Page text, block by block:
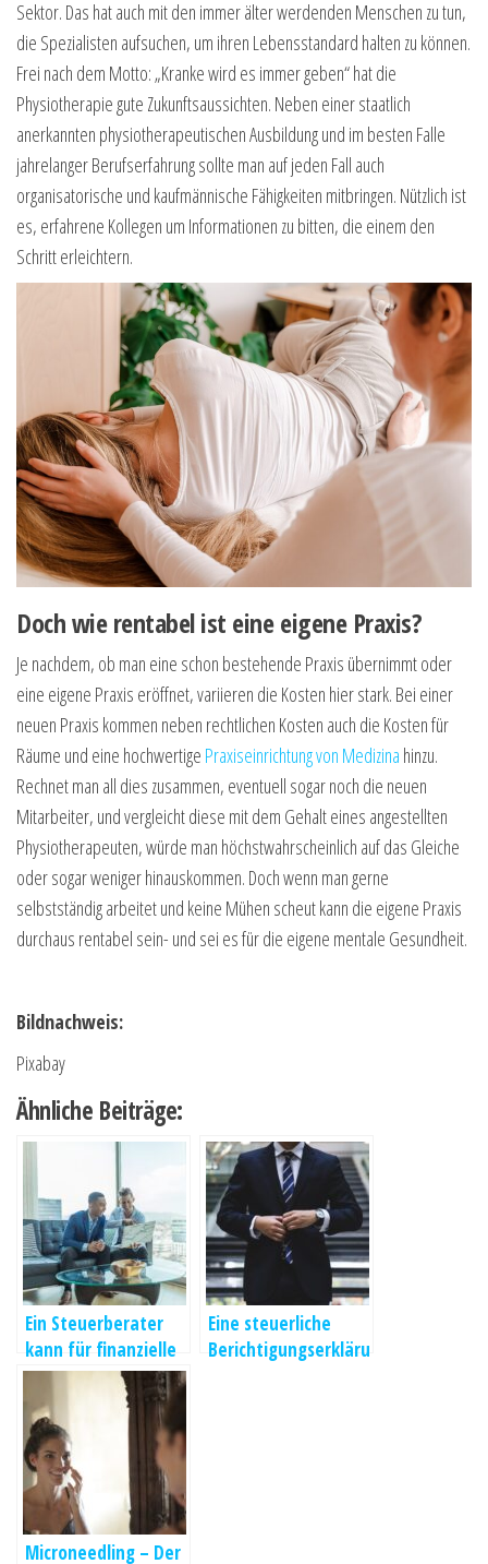
Sektor. Das hat auch mit den immer älter werdenden Menschen zu tun,
die Spezialisten aufsuchen, um ihren Lebensstandard halten zu können.
Frei nach dem Motto: „Kranke wird es immer geben“ hat die
Physiotherapie gute Zukunftsaussichten. Neben einer staatlich
anerkannten physiotherapeutischen Ausbildung und im besten Falle
jahrelanger Berufserfahrung sollte man auf jeden Fall auch
organisatorische und kaufmännische Fähigkeiten mitbringen. Nützlich ist
es, erfahrene Kollegen um Informationen zu bitten, die einem den
Schritt erleichtern.
Doch wie rentabel ist eine eigene Praxis?
Je nachdem, ob man eine schon bestehende Praxis übernimmt oder
eine eigene Praxis eröffnet, variieren die Kosten hier stark. Bei einer
neuen Praxis kommen neben rechtlichen Kosten auch die Kosten für
Räume und eine hochwertige Praxiseinrichtung von Medizina hinzu.
Rechnet man all dies zusammen, eventuell sogar noch die neuen
Mitarbeiter, und vergleicht diese mit dem Gehalt eines angestellten
Physiotherapeuten, würde man höchstwahrscheinlich auf das Gleiche
oder sogar weniger hinauskommen. Doch wenn man gerne
selbstständig arbeitet und keine Mühen scheut kann die eigene Praxis
durchaus rentabel sein- und sei es für die eigene mentale Gesundheit.
Bildnachweis:
Pixabay
Ähnliche Beiträge:
Ein Steuerberater
kann für finanzielle
Vorteile sorgen
Eine steuerliche
Berichtigungserkläru
Microneedling – Der